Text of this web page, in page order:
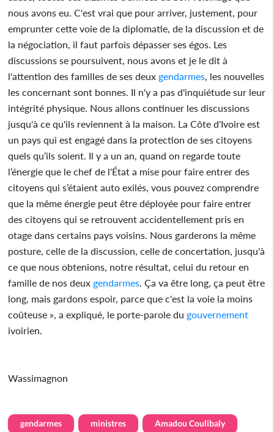
nous avons eu. C'est vrai que pour arriver, justement, pour
emprunter cette voie de la diplomatie, de la discussion et de
la négociation, il faut parfois dépasser ses égos. Les
discussions se poursuivent, nous avons et je le dit à
l'attention des familles de ses deux gendarmes , les nouvelles
les concernant sont bonnes. Il n'y a pas d'inquiétude sur leur
intégrité physique. Nous allons continuer les discussions
jusqu'à ce qu'ils reviennent à la maison. La Côte d'Ivoire est
un pays qui est engagé dans la protection de ses citoyens
quels qu’ils soient. Il y a un an, quand on regarde toute
l’énergie que le chef de l'État a mise pour faire entrer des
citoyens qui s’étaient auto exilés, vous pouvez comprendre
que la même énergie peut être déployée pour faire entrer
des citoyens qui se retrouvent accidentellement pris en
otage dans certains pays voisins. Nous garderons la même
posture, celle de la discussion, celle de concertation, jusqu'à
ce que nous obtenions, notre résultat, celui du retour en
famille de nos deux gendarmes . Ça va être long, ça peut être
long, mais gardons espoir, parce que c'est la voie la moins
coûteuse », a expliqué, le porte-parole du gouvernement
ivoirien.
Wassimagnon
gendarmes ministres Amadou Coulibaly